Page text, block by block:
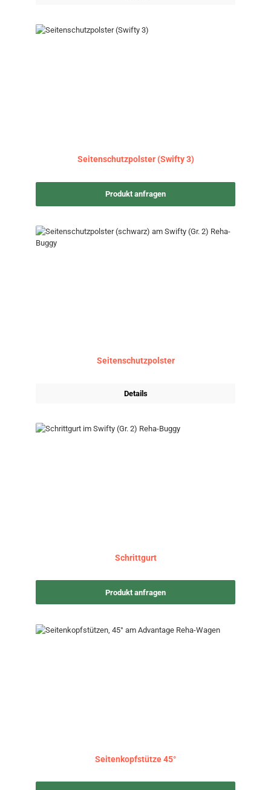
Seitenschutzpolster (Swifty 3)
Produkt anfragen
Seitenschutzpolster
Details
Schrittgurt
Produkt anfragen
Seitenkopfstütze 45°